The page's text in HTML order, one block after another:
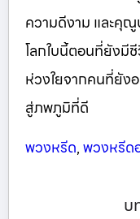
ความดีงาม และคุ
โลกใบนี้ตอนที่ยังมี
ห่วงใยจากคนที่ยัง
สู่ภพภูมิที่ดี
พวงหรีด,พวงหรีด
บ